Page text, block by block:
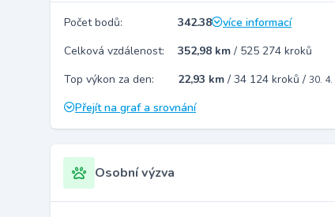
Počet bodů: 342.38
více informací
Celková vzdálenost:
352,98 km / 525 274 kroků
Top výkon za den:
22,93 km / 34 124 kroků / 30.
Přejít na graf a srovnání
Osobní výzva